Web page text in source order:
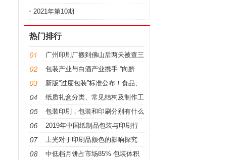
2021年第10期
热门排行
广州印刷厂搬到佛山后两天被查三
次！
包装产业与白酒产业携手 “向黔
看”未
新版“过度包装”标准公布！食品、
化妆
纸质礼盒分类、常见结构及制作工
艺
包装印刷，包装和印刷分别有什么
作用？
2019年中国纸制品包装与印刷行
业竞争现
上光对于印刷品颜色的影响探究
中低档月饼占市场85% 包装体积